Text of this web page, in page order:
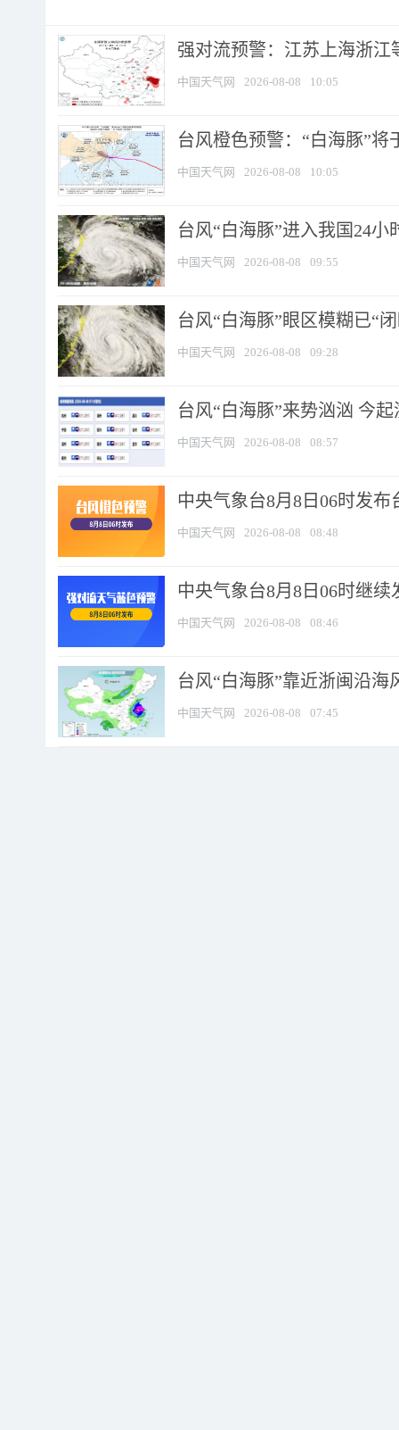
强对流预警：江苏上海浙江
中国天气网 2026-08-08 10:05
台风橙色预警：“白海豚”将
中国天气网 2026-08-08 10:05
台风“白海豚”进入我国24
中国天气网 2026-08-08 09:55
台风“白海豚”眼区模糊已“
中国天气网 2026-08-08 09:28
台风“白海豚”来势汹汹 今
中国天气网 2026-08-08 08:57
中央气象台8月8日06时发布
中国天气网 2026-08-08 08:48
中央气象台8月8日06时继
中国天气网 2026-08-08 08:46
台风“白海豚”靠近浙闽沿
中国天气网 2026-08-08 07:45